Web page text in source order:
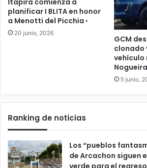
planificar I BLITA en honor
a Menotti del Picchia ‹
20 junio, 2026
GCM
clonado
vehículo
Nogueira
5 junio,
Ranking de noticias
Los “pueblos
de Arcachon siguen
verde para el